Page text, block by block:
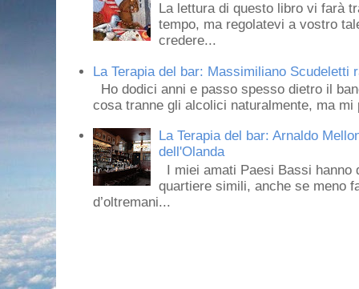
La lettura di questo libro vi farà
tempo, ma regolatevi a vostro
credere...
La Terapia del bar: Massimiliano
Ho dodici anni e passo spesso dietro il
cosa tranne gli alcolici naturalmente, ma mi
La Terapia del bar: Arnaldo
dell'Olanda
I miei amati Paesi Bassi
quartiere simili, anche se meno
d’oltremani...